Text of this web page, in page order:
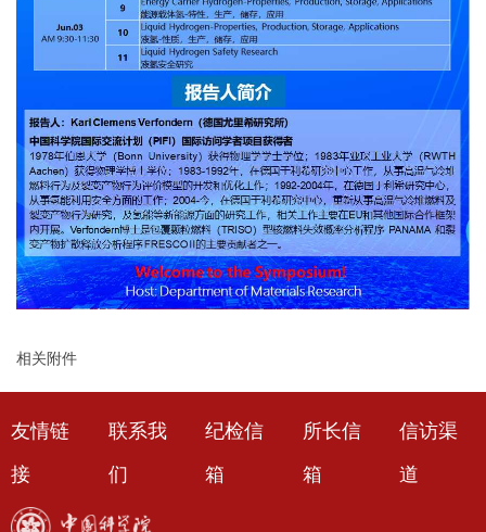
相关附件
友情链
接
联系我
们
纪检信
箱
所长信
箱
信访渠
道